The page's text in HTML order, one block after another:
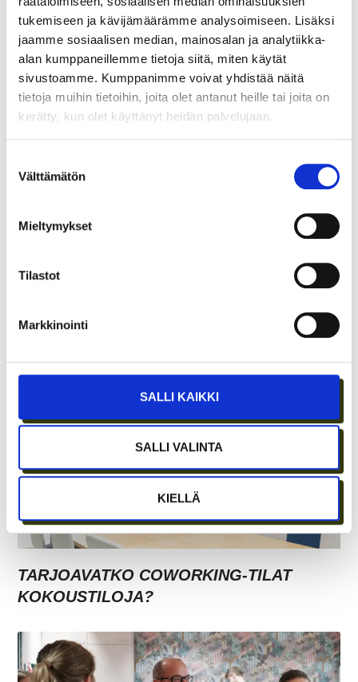
tukemiseen ja kävijämäärämme analysoimiseen. Lisäksi
jaamme sosiaalisen median, mainosalan ja analytiikka-
alan kumppaneillemme tietoja siitä, miten käytät
sivustoamme. Kumppanimme voivat yhdistää näitä
tietoja muihin tietoihin, joita olet antanut heille tai joita on
kerätty, kun olet käyttänyt heidän palvelujaan.
valinta
Välttämätön
Mieltymykset
Tilastot
Markkinointi
SALLI KAIKKI
SALLI VALINTA
KIELLÄ
JÄSENEN KYNÄSTÄ – TILA MERKITSEE
MARKKINOINNISSA – KUUKIN EEVA
RISTKARI
ASIAKASYMMÄRRYS SYNTYY IHMISTEN
KESKELLÄ – JA NIIN SYNTYY MYÖS
TARJOAVATKO COWORKING-TILAT
KOKOUSTILOJA?